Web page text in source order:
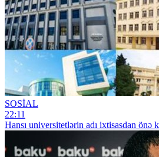
SOSİAL
22:11
Hansı universitetlərin adı ixtisasdan önə